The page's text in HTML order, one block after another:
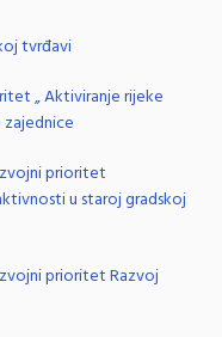
tvrđavi
„ Aktiviranje rijeke
zajednice
prioritet
u staroj gradskoj
prioritet Razvoj